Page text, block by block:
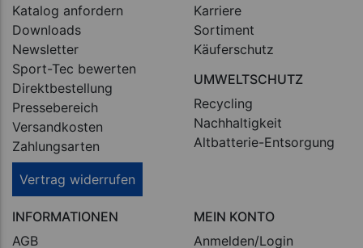
Katalog anfordern
Downloads
Newsletter
Sport-Tec bewerten
Direktbestellung
Pressebereich
Versandkosten
Zahlungsarten
Vertrag widerrufen
Karriere
Sortiment
Käuferschutz
UMWELTSCHUTZ
Recycling
Nachhaltigkeit
Altbatterie-Entsorgung
INFORMATIONEN
AGB
MEIN KONTO
Anmelden/Login